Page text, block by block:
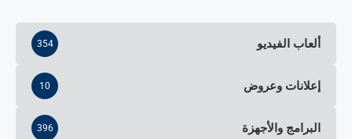
ألعاب الفيديو 354
إعلانات وعروض 10
البرامج والأجهزة 396